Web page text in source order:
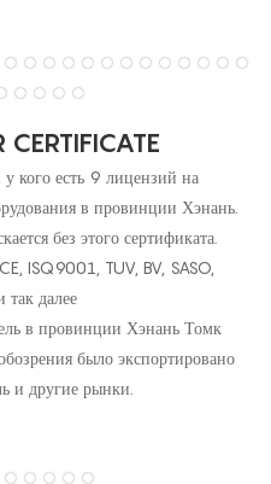
кого есть 9 лицензий на
в провинции Хэнань.
без этого сертификата.
ISQ9001, TUV, BV, SASO,
так далее
в провинции Хэнань Томк
было экспортировано
и другие рынки.